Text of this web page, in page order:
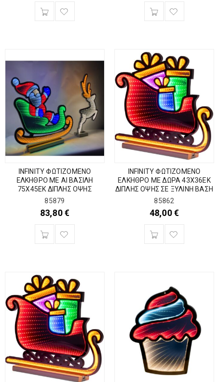
INFINITY ΦΩΤΙΖΟΜΕΝΟ
ΕΛΚΗΘΡΟ ΜΕ ΑΙ ΒΑΣΙΛΗ
75Χ45ΕΚ ΔΙΠΛΗΣ ΟΨΗΣ
85879
83,80€
INFINITY ΦΩΤΙΖΟΜΕΝΟ
ΕΛΚΗΘΡΟ ΜΕ ΔΩΡΑ 43Χ36ΕΚ
ΔΙΠΛΗΣ ΟΨΗΣ ΣΕ ΞΥΛΙΝΗ ΒΑΣΗ
85862
48,00€